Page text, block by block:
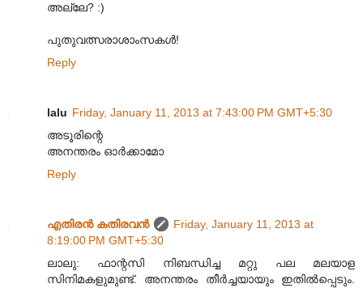
അല്ലേ? :)
പുതുവത്സരാശാംസകള്‍!
Reply
lalu Friday, January 11, 2013 at 7:43:00 PM GMT+5:30
അടൂരിന്റെ
അനന്തരം ഓര്‍ക്കാമോ
Reply
എതിരന്‍ കതിരവന്‍
Friday, January 11, 2013 at
8:19:00 PM GMT+5:30
ലാലു: ഫാന്റസി നിബന്ധിച്ച മറ്റു പല മലയാള
സിനിമകളുമുണ്ട്. അനന്തരം തീർച്ചയായും ഇതിൽ‌പ്പെടും.